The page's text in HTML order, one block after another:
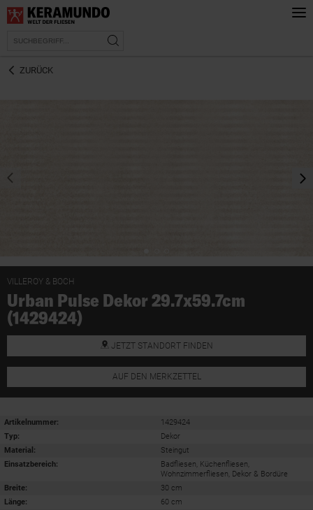
ZURÜCK
VILLEROY & BOCH
Urban Pulse Dekor 29.7x59.7cm
(1429424)
JETZT STANDORT FINDEN
AUF DEN MERKZETTEL
Artikelnummer:
1429424
Typ:
Dekor
Material:
Steingut
Einsatzbereich:
Badfliesen, Küchenfliesen,
Wohnzimmerfliesen, Dekor & Bordüre
Breite:
30 cm
Länge:
60 cm